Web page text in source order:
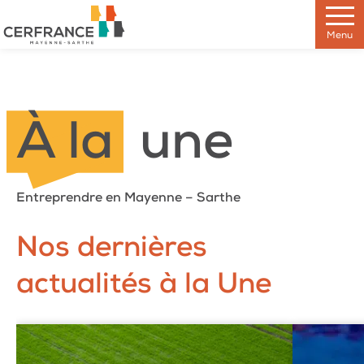
to
the
Menu
À la une
Entreprendre en Mayenne – Sarthe
Nos dernières
actualités à la Une